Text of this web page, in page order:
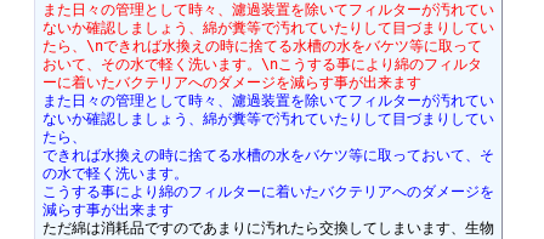
また日々の管理として時々、濾過装置を除いてフィルターが汚れてい
ないか確認しましょう、綿が糞等で汚れていたりして目づまりしてい
たら、\nできれば水換えの時に捨てる水槽の水をバケツ等に取って
おいて、その水で軽く洗います。\nこうする事により綿のフィルタ
ーに着いたバクテリアへのダメージを減らす事が出来ます
また日々の管理として時々、濾過装置を除いてフィルターが汚れてい
ないか確認しましょう、綿が糞等で汚れていたりして目づまりしてい
たら、
できれば水換えの時に捨てる水槽の水をバケツ等に取っておいて、そ
の水で軽く洗います。
こうする事により綿のフィルターに着いたバクテリアへのダメージを
減らす事が出来ます
ただ綿は消耗品ですのであまりに汚れたら交換してしまいます、生物